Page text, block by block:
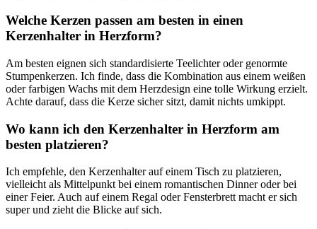
Welche Kerzen passen‍ am besten in einen
Kerzenhalter in Herzform?
Am​ besten⁣ eignen⁣ sich standardisierte Teelichter oder‍ genormte
Stumpenkerzen. Ich​ finde, dass die Kombination aus einem weißen
oder farbigen Wachs mit dem ⁣Herzdesign eine tolle Wirkung erzielt.
Achte darauf, dass die Kerze sicher ⁣sitzt, damit nichts umkippt.
Wo kann ich den Kerzenhalter in Herzform⁢ am
besten platzieren?
Ich empfehle, den Kerzenhalter​ auf​ einem Tisch zu platzieren,
vielleicht als Mittelpunkt bei einem romantischen Dinner oder bei
einer Feier. Auch auf einem⁣ Regal oder Fensterbrett macht er sich
super‌ und zieht die Blicke‌ auf sich.